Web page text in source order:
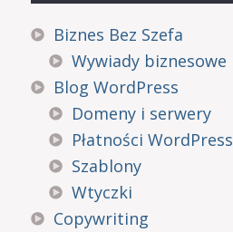
Biznes Bez Szefa
Wywiady biznesowe
Blog WordPress
Domeny i serwery
Płatności WordPress
Szablony
Wtyczki
Copywriting